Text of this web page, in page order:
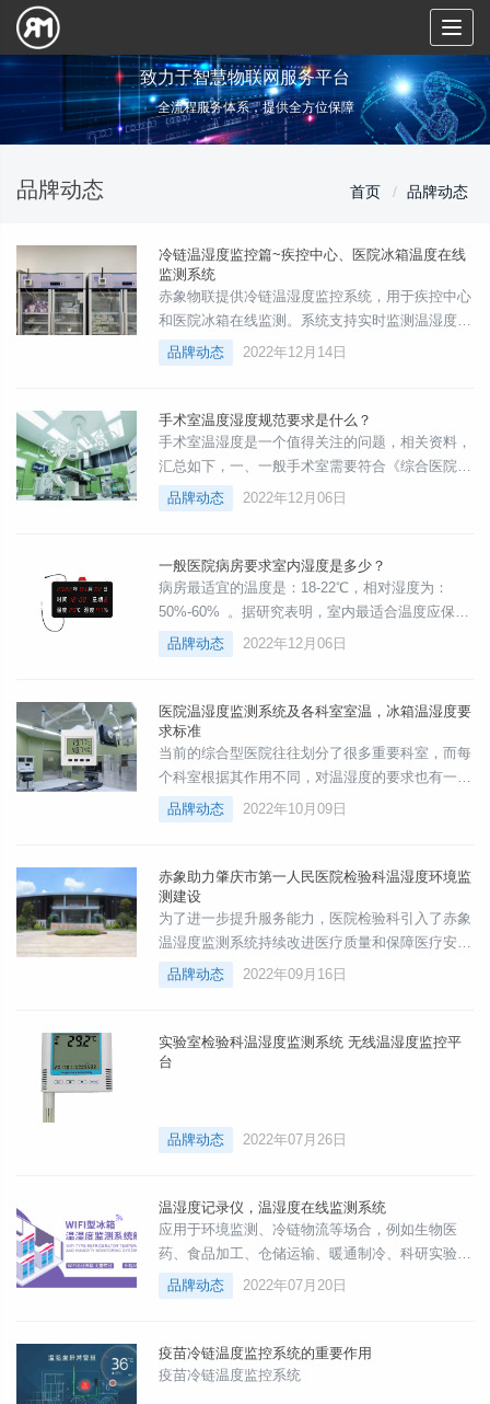
致力于智慧物联网服务平台
全流程服务体系，提供全方位保障
品牌动态 首页 品牌动态
冷链温湿度监控篇~疾控中心、医院冰箱温度在线
监测系统
赤象物联提供冷链温湿度监控系统，用于疾控中心
和医院冰箱在线监测。系统支持实时监测温湿度数
据，查看历史数据，生成温度曲线。异常情况下会
报警并发送通知，可根据温控设备要求分配权限。
品牌动态 2022年12月14日
手术室温度湿度规范要求是什么？
手术室温湿度是一个值得关注的问题，相关资料，
汇总如下，一、一般手术室需要符合《综合医院建
筑设计规范》GB51039－2014要求：一般手术室
室内温度冬季不宜低于20℃，夏季不宜高于26℃；
应采用末端过滤器效率不低于高中效过滤器的空调
系统或全新风通风系统。室内应保持正压，换气次
数不得低于6次/h。噪声应不大于50dB(A)。室内采
暖计算温度以下选取：用
品牌动态 2022年12月06日
一般医院病房要求室内湿度是多少？
病房最适宜的温度是：18-22℃，相对湿度为：
50%-60% 。据研究表明，室内最适合温度应保持
在室温达 18℃ 时，相对湿度应保持在30—40%，
室温达 25℃ 时，相对湿度应保持在 40—50% 为
宜，湿度宜保持在50%～60%。可根据小儿怕冷、
怕热的特点适当调节。有些国家，对医院的病房面
积有规定。如日本规定的最低标准，单人病房平均
每人为63平方米
品牌动态 2022年12月06日
医院温湿度监测系统及各科室室温，冰箱温湿度要
求标准
当前的综合型医院往往划分了很多重要科室，而每
个科室根据其作用不同，对温湿度的要求也有一定
差别。例如，按照医院洁净手术部建筑技术规范》
（GB 50333-2013），洁净手术室、手术循环室、
品、一次性物品和精密仪器存放室等，通常都需要
维持在21℃-25℃之间，湿度在30%~60%左右。与
此不同的是，无菌物品存放区温度要低于24℃，新
生儿室的湿度要比其他科室高
品牌动态 2022年10月09日
赤象助力肇庆市第一人民医院检验科温湿度环境监
测建设
为了进一步提升服务能力，医院检验科引入了赤象
温湿度监测系统持续改进医疗质量和保障医疗安
全，优化医疗环境，打造服务品牌，为人民群众提
供优质、高效、安全、便捷和经济的医疗服务。
品牌动态 2022年09月16日
实验室检验科温湿度监测系统 无线温湿度监控平
台
品牌动态 2022年07月26日
温湿度记录仪，温湿度在线监测系统
应用于环境监测、冷链物流等场合，例如生物医
药、食品加工、仓储运输、暖通制冷、科研实验
室、医疗机构、疾控中心、冰箱设备、冷链等场所
的温湿度监测记录。
品牌动态 2022年07月20日
疫苗冷链温度监控系统的重要作用
疫苗冷链温度监控系统